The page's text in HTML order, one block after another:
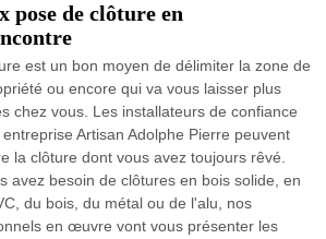
pose de clôture en
est un bon moyen de délimiter la zone de
ou encore qui va vous laisser plus
chez vous. Les installateurs de confiance
Artisan Adolphe Pierre peuvent
la clôture dont vous avez toujours rêvé.
avez besoin de clôtures en bois solide, en
du bois, du métal ou de l'alu, nos
en œuvre vont vous présenter les